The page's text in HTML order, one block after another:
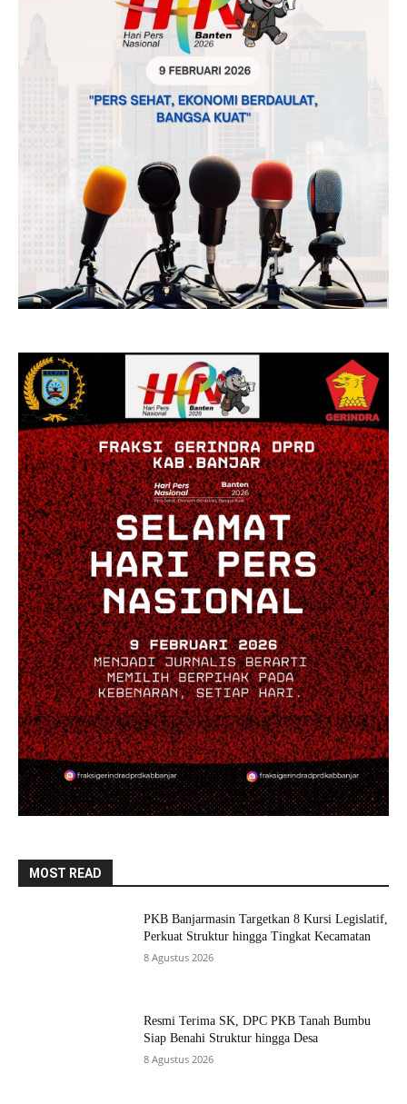
MOST READ
PKB Banjarmasin Targetkan 8 Kursi Legislatif,
Perkuat Struktur hingga Tingkat Kecamatan
8 Agustus 2026
Resmi Terima SK, DPC PKB Tanah Bumbu
Siap Benahi Struktur hingga Desa
8 Agustus 2026